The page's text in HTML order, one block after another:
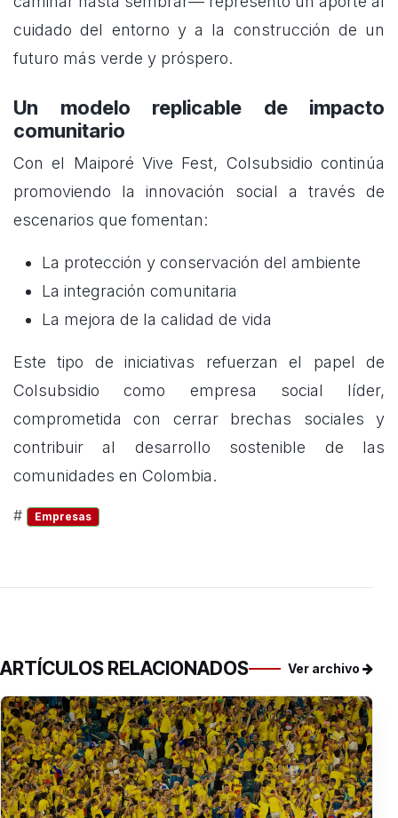
cuidado del entorno y a la construcción de un
futuro más verde y próspero.
Un modelo replicable de impacto
comunitario
Con el Maiporé Vive Fest, Colsubsidio continúa
promoviendo la innovación social a través de
escenarios que fomentan:
La protección y conservación del ambiente
La integración comunitaria
La mejora de la calidad de vida
Este tipo de iniciativas refuerzan el papel de
Colsubsidio como empresa social líder,
comprometida con cerrar brechas sociales y
contribuir al desarrollo sostenible de las
comunidades en Colombia.
# Empresas
ARTÍCULOS RELACIONADOS Ver archivo